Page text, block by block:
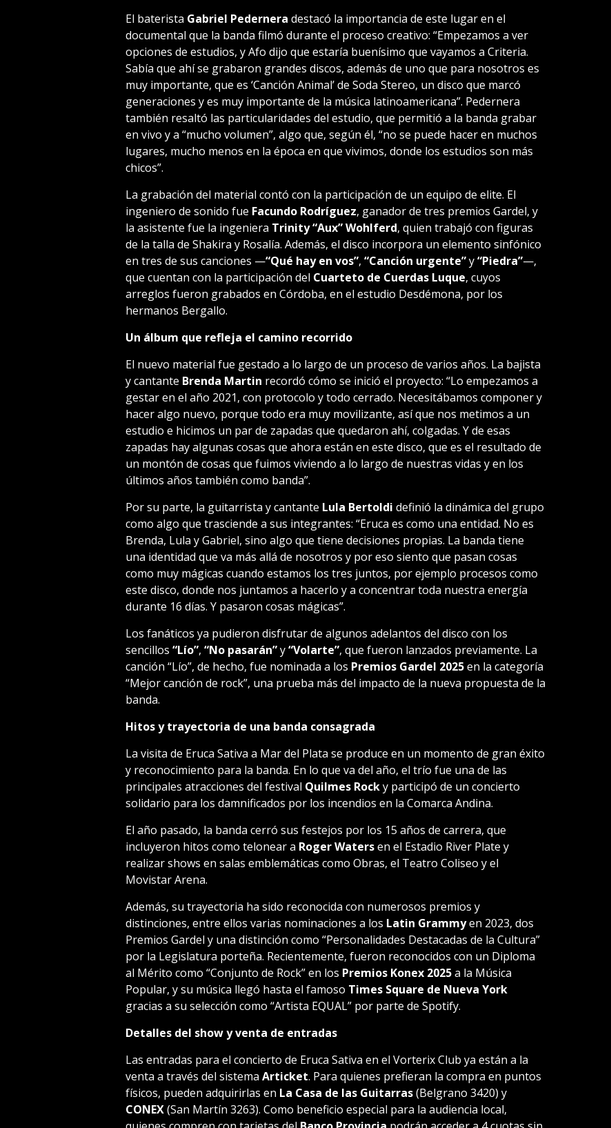
El baterista Gabriel Pedernera destacó la importancia de este lugar en el
documental que la banda filmó durante el proceso creativo: “Empezamos a ver
opciones de estudios, y Afo dijo que estaría buenísimo que vayamos a Criteria.
Sabía que ahí se grabaron grandes discos, además de uno que para nosotros es
muy importante, que es ‘Canción Animal’ de Soda Stereo, un disco que marcó
generaciones y es muy importante de la música latinoamericana”. Pedernera
también resaltó las particularidades del estudio, que permitió a la banda grabar
en vivo y a “mucho volumen”, algo que, según él, “no se puede hacer en muchos
lugares, mucho menos en la época en que vivimos, donde los estudios son más
chicos”.
La grabación del material contó con la participación de un equipo de elite. El
ingeniero de sonido fue Facundo Rodríguez, ganador de tres premios Gardel, y
la asistente fue la ingeniera Trinity “Aux” Wohlferd, quien trabajó con figuras
de la talla de Shakira y Rosalía. Además, el disco incorpora un elemento sinfónico
en tres de sus canciones —“Qué hay en vos”, “Canción urgente”y“Piedra”—,
que cuentan con la participación del Cuarteto de Cuerdas Luque, cuyos
arreglos fueron grabados en Córdoba, en el estudio Desdémona, por los
hermanos Bergallo.
Un álbum que refleja el camino recorrido
El nuevo material fue gestado a lo largo de un proceso de varios años. La bajista
y cantante Brenda Martin recordó cómo se inició el proyecto: “Lo empezamos a
gestar en el año 2021, con protocolo y todo cerrado. Necesitábamos componer y
hacer algo nuevo, porque todo era muy movilizante, así que nos metimos a un
estudio e hicimos un par de zapadas que quedaron ahí, colgadas. Y de esas
zapadas hay algunas cosas que ahora están en este disco, que es el resultado de
un montón de cosas que fuimos viviendo a lo largo de nuestras vidas y en los
últimos años también como banda”.
Por su parte, la guitarrista y cantante Lula Bertoldi definió la dinámica del grupo
como algo que trasciende a sus integrantes: “Eruca es como una entidad. No es
Brenda, Lula y Gabriel, sino algo que tiene decisiones propias. La banda tiene
una identidad que va más allá de nosotros y por eso siento que pasan cosas
como muy mágicas cuando estamos los tres juntos, por ejemplo procesos como
este disco, donde nos juntamos a hacerlo y a concentrar toda nuestra energía
durante 16 días. Y pasaron cosas mágicas”.
Los fanáticos ya pudieron disfrutar de algunos adelantos del disco con los
sencillos “Lío”, “No pasarán”y“Volarte”, que fueron lanzados previamente. La
canción “Lío”, de hecho, fue nominada a los Premios Gardel 2025en la categoría
“Mejor canción de rock”, una prueba más del impacto de la nueva propuesta de la
banda.
Hitos y trayectoria de una banda consagrada
La visita de Eruca Sativa a Mar del Plata se produce en un momento de gran éxito
y reconocimiento para la banda. En lo que va del año, el trío fue una de las
principales atracciones del festival Quilmes Rocky participó de un concierto
solidario para los damnificados por los incendios en la Comarca Andina.
El año pasado, la banda cerró sus festejos por los 15 años de carrera, que
incluyeron hitos como telonear a Roger Watersen el Estadio River Plate y
realizar shows en salas emblemáticas como Obras, el Teatro Coliseo y el
Movistar Arena.
Además, su trayectoria ha sido reconocida con numerosos premios y
distinciones, entre ellos varias nominaciones a los Latin Grammyen 2023, dos
Premios Gardel y una distinción como “Personalidades Destacadas de la Cultura”
por la Legislatura porteña. Recientemente, fueron reconocidos con un Diploma
al Mérito como “Conjunto de Rock” en los Premios Konex 2025a la Música
Popular, y su música llegó hasta el famoso Times Square de Nueva York
gracias a su selección como “Artista EQUAL” por parte de Spotify.
Detalles del show y venta de entradas
Las entradas para el concierto de Eruca Sativa en el Vorterix Club ya están a la
venta a través del sistema Articket. Para quienes prefieran la compra en puntos
físicos, pueden adquirirlas en La Casa de las Guitarras(Belgrano 3420) y
CONEX(San Martín 3263). Como beneficio especial para la audiencia local,